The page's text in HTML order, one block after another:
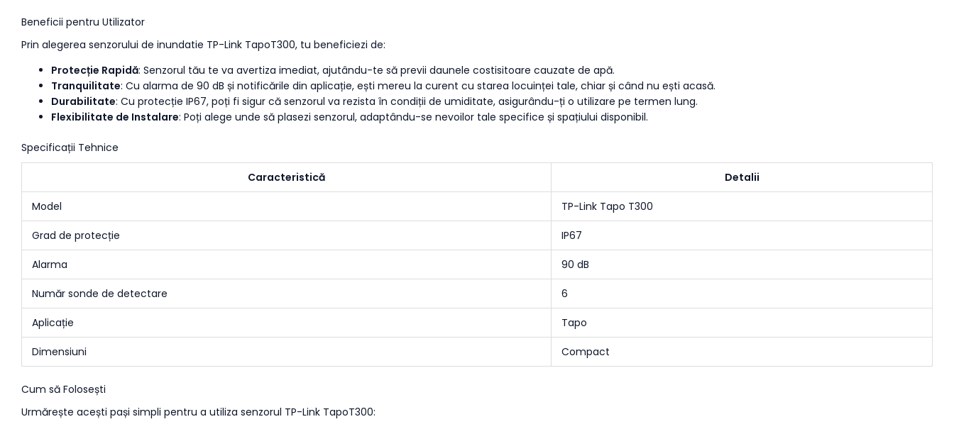
Beneficii pentru Utilizator
Prin alegerea senzorului de inundatie TP-Link TapoT300, tu beneficiezi de:
Protecție Rapidă: Senzorul tău te va avertiza imediat, ajutându-te să previi daunele costisitoare cauzate de apă.
Tranquilitate: Cu alarma de 90 dB și notificările din aplicație, ești mereu la curent cu starea locuinței tale, chiar și când nu ești acasă.
Durabilitate: Cu protecție IP67, poți fi sigur că senzorul va rezista în condiții de umiditate, asigurându-ți o utilizare pe termen lung.
Flexibilitate de Instalare: Poți alege unde să plasezi senzorul, adaptându-se nevoilor tale specifice și spațiului disponibil.
Specificații Tehnice
Caracteristică Detalii
Model TP-Link Tapo T300
Grad de protecție IP67
Alarma 90 dB
Număr sonde de detectare 6
Aplicație Tapo
Dimensiuni Compact
Cum să Folosești
Urmărește acești pași simpli pentru a utiliza senzorul TP-Link TapoT300: